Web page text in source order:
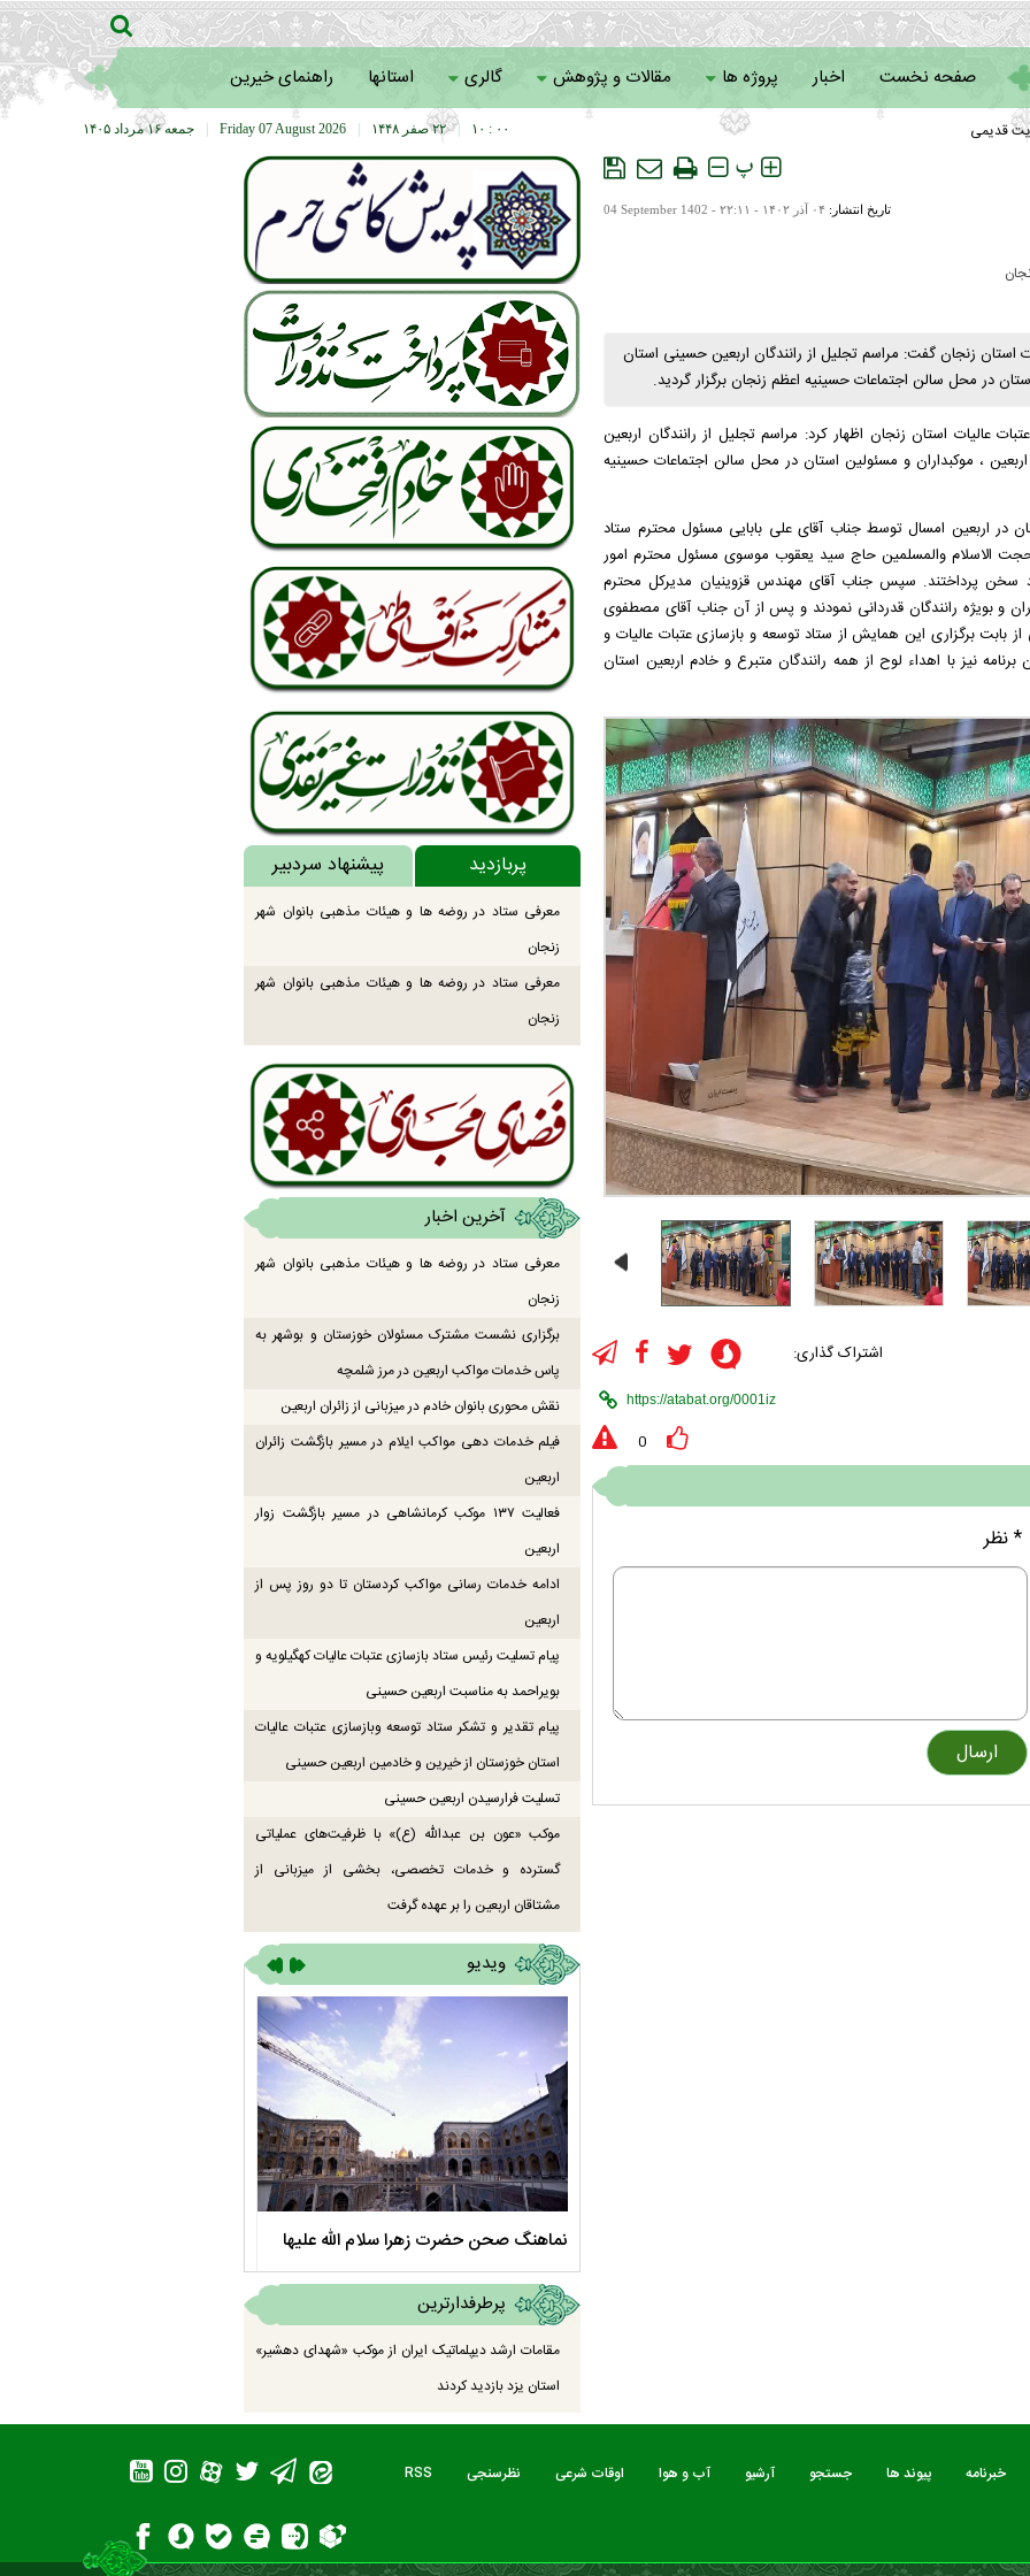
صفحه نخست اخبار پروژه ها مقالات و پژوهش گالری استانها راهنمای خیرین
سامانه خادمانقدیمی جمعه ۱۶ مرداد ۱۴۰۵ Friday 07 August 2026 ۲۲ صفر ۱۴۴۸ | ۰۰ : ۱۰
پ
تاریخ انتشار: ۰۴ آذر ۱۴۰۲ - ۲۲:۱۱ - 04 September 1402
استان زنجان گفت: مراسم تجلیل از رانندگان اربعین حسینی استان
در محل سالن اجتماعات حسینیه اعظم زنجان برگزار گردید.
عالیات استان زنجان اظهار کرد: مراسم تجلیل از رانندگان اربعین
متبرع و خادم اربعین ، موکبداران و مسئولین استان در محل سالن اجتماعات حسینیه
در اربعین امسال توسط جناب آقای علی بابایی مسئول محترم ستاد
حجت الاسلام والمسلمین حاج سید یعقوب موسوی مسئول محترم امور
سخن پرداختند. سپس جناب آقای مهندس قزوینیان مدیرکل محترم
و بویژه رانندگان قدردانی نمودند و پس از آن جناب آقای مصطفوی
برگزاری این همایش از ستاد توسعه و بازسازی عتبات عالیات و
نیز با اهداء لوح از همه رانندگان متبرع و خادم اربعین استان
اشتراک گذاری:
0
* نظر
پربازدید پیشنهاد سردبیر
معرفی ستاد در روضه ها و هیئات مذهبی بانوان شهر
زنجان
معرفی ستاد در روضه ها و هیئات مذهبی بانوان شهر
زنجان
آخرین اخبار
معرفی ستاد در روضه ها و هیئات مذهبی بانوان شهر
زنجان
برگزاری نشست مشترک مسئولان خوزستان و بوشهر به
پاس خدمات مواکب اربعین در مرز شلمچه
نقش محوری بانوان خادم در میزبانی از زائران اربعین
فیلم خدمات دهی مواکب ایلام در مسیر بازگشت زائران
اربعین
فعالیت ۱۳۷ موکب کرمانشاهی در مسیر بازگشت زوار
اربعین
ادامه خدمات رسانی مواکب کردستان تا دو روز پس از
اربعین
پیام تسلیت رئیس ستاد بازسازی عتبات عالیات کهگیلویه و
بویراحمد به مناسبت اربعین حسینی
پیام تقدیر و تشکر ستاد توسعه وبازسازی عتبات عالیات
استان خوزستان از خیرین و خادمین اربعین حسینی
تسلیت فرارسیدن اربعین حسینی
موکب «عون بن عبدالله (ع)» با ظرفیت‌های عملیاتی
گسترده و خدمات تخصصی، بخشی از میزبانی از
مشتاقان اربعین را بر عهده گرفت
ویدیو
نماهنگ صحن حضرت زهرا سلام الله علیها
پرطرفدارترین
مقامات ارشد دیپلماتیک ایران از موکب «شهدای دهشیر»
استان یزد بازدید کردند
خبرنامه پیوند ها جستجو آرشیو آب و هوا اوقات شرعی نظرسنجی RSS